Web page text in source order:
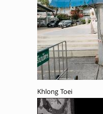
Khlong Toei